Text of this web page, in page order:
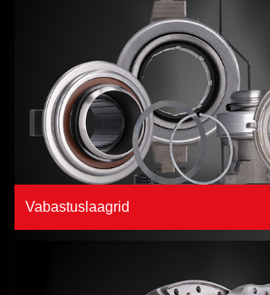
Vabastuslaagrid